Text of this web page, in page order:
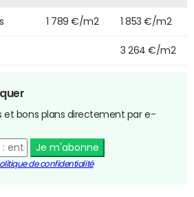
1 789 €/m2 1 853 €/m2
3 264 €/m2
et bons plans directement par e-
Je m'abonne
de confidentialité